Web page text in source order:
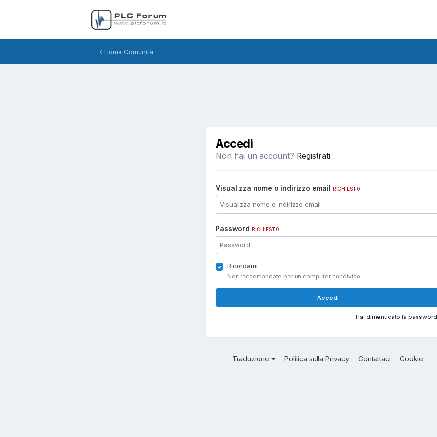
Home Comunità
Accedi
Non hai un account? Registrati
Visualizza nome o indirizzo email RICHIESTO
Password RICHIESTO
Ricordami
Non raccomandato per un computer condiviso
Accedi
Hai dimenticato la
Traduzione Politica sulla Privacy Contattaci Cookie